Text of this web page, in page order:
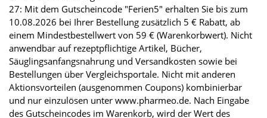
27: Mit dem Gutscheincode "Ferien5" erhalten Sie bis zum
10.08.2026 bei Ihrer Bestellung zusätzlich 5 € Rabatt, ab
einem Mindestbestellwert von 59 € (Warenkorbwert). Nicht
anwendbar auf rezeptpflichtige Artikel, Bücher,
Säuglingsanfangsnahrung und Versandkosten sowie bei
Bestellungen über Vergleichsportale. Nicht mit anderen
Aktionsvorteilen (ausgenommen Coupons) kombinierbar
und nur einzulösen unter www.pharmeo.de. Nach Eingabe
des Gutscheincodes im Warenkorb, wird der Wert des